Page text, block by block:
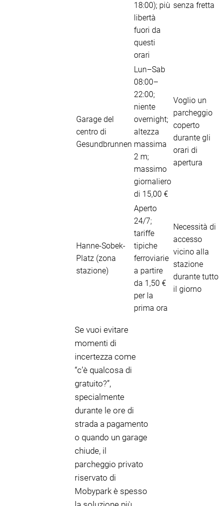
18:00); più
libertà
fuori da
questi
orari
senza fretta
Garage del
centro di
Gesundbrunnen
Lun–Sab
08:00–
22:00;
niente
overnight;
altezza
massima
2 m;
massimo
giornaliero
di 15,00 €
Voglio un
parcheggio
coperto
durante gli
orari di
apertura
Hanne-Sobek-
Platz (zona
stazione)
Aperto
24/7;
tariffe
tipiche
ferroviarie
a partire
da 1,50 €
per la
prima ora
Necessità di
accesso
vicino alla
stazione
durante tutto
il giorno
Se vuoi evitare
momenti di
incertezza come
“c’è qualcosa di
gratuito?”,
specialmente
durante le ore di
strada a pagamento
o quando un garage
chiude, il
parcheggio privato
riservato di
Mobypark è spesso